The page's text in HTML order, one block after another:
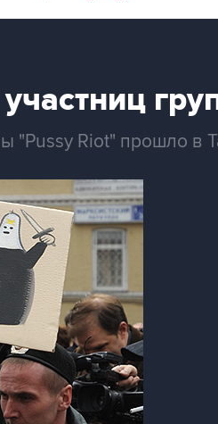
"Pussy Riot" прошло в